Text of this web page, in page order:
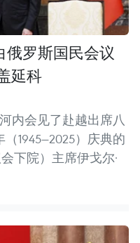
俄罗斯国民会议
延科
内会见了赴越出席八
1945—2025）庆典的
下院）主席伊戈尔·